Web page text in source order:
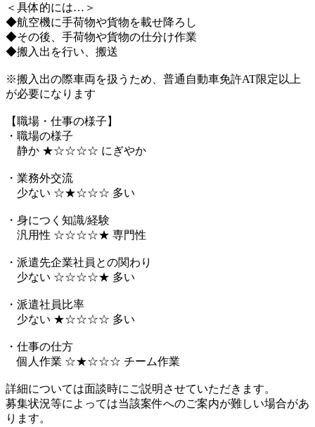
＜具体的には…＞
◆航空機に手荷物や貨物を載せ降ろし
◆その後、手荷物や貨物の仕分け作業
◆搬入出を行い、搬送
※搬入出の際車両を扱うため、普通自動車免許AT限定以上
が必要になります
【職場・仕事の様子】
・職場の様子
静か ★☆☆☆☆ にぎやか
・業務外交流
少ない ☆★☆☆☆ 多い
・身につく知識/経験
汎用性 ☆☆☆☆★ 専門性
・派遣先企業社員との関わり
少ない ☆☆☆☆★ 多い
・派遣社員比率
少ない ★☆☆☆☆ 多い
・仕事の仕方
個人作業 ☆★☆☆☆ チーム作業
詳細については面談時にご説明させていただきます。
募集状況等によっては当該案件へのご案内が難しい場合があ
ります。